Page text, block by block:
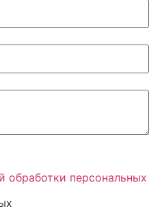
обработки персональных